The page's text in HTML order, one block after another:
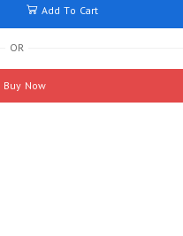
Add To Cart
OR
Buy Now